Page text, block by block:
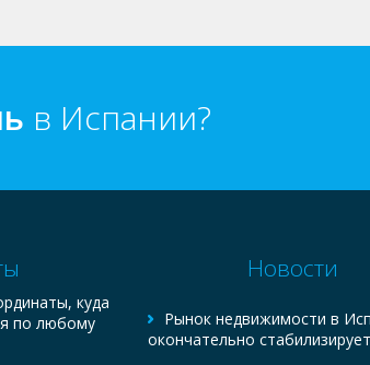
в Испании?
куда
по любому
Новости
Рынок недвижимости в
окончательно